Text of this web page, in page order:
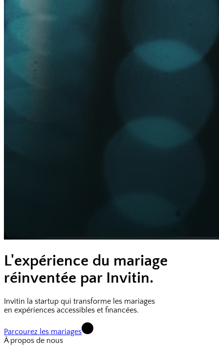
L'expérience du mariage
réinventée par Invitin.
Invitin la startup qui transforme les mariages
en expériences accessibles et financées.
Parcourez les mariages
À propos de nous